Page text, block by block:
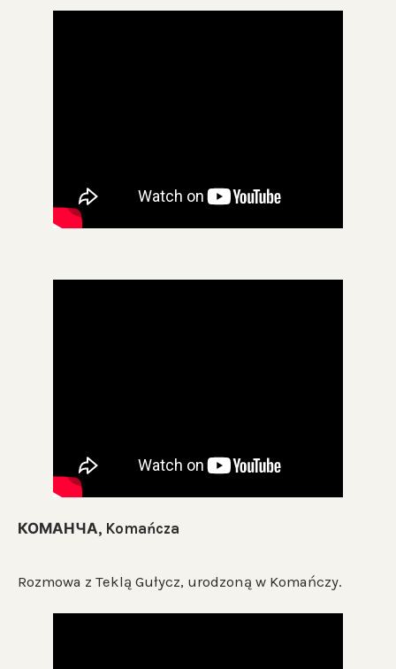
КОМАНЧА, Komańcza
Rozmowa z Teklą Gułycz, urodzoną w Komańczy.